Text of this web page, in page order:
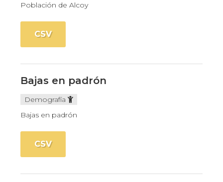
Población de Alcoy
CSV
Bajas en padrón
Demografía
Bajas en padrón
CSV